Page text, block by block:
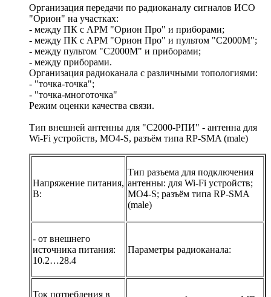
Организация передачи по радиоканалу сигналов ИСО
"Орион" на участках:
- между ПК с АРМ "Орион Про" и приборами;
- между ПК с АРМ "Орион Про" и пультом "С2000M";
- между пультом "С2000M" и приборами;
- между приборами.
Организация радиоканала с различными топологиями:
- "точка-точка";
- "точка-многоточка"
Режим оценки качества связи.
Тип внешней антенны для "С2000-РПИ" - антенна для
Wi-Fi устройств, MO4-S, разъём типа RP-SMA (male)
Напряжение питания,
B:
Тип разъема для подключения
антенны: для Wi-Fi устройств;
MO4-S; разъём типа RP-SMA
(male)
- от внешнего
источника питания:
10.2…28.4
Параметры радиоканала:
Ток потребления в